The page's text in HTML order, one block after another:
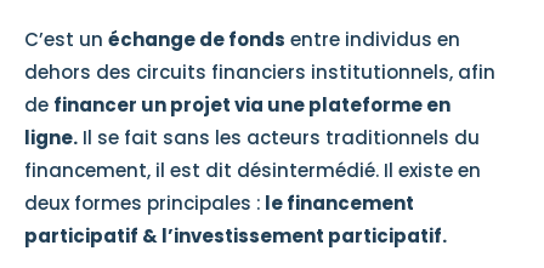
C’est un échange de fonds entre individus en
dehors des circuits financiers institutionnels, afin
de financer un projet via une plateforme en
ligne. Il se fait sans les acteurs traditionnels du
financement, il est dit désintermédié. Il existe en
deux formes principales : le financement
participatif & l’investissement participatif.